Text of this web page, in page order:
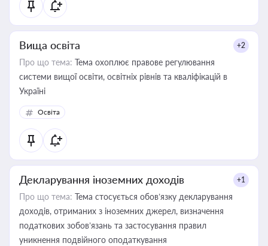
Вища освіта +2
Про що тема: Тема охоплює правове регулювання
системи вищої освіти, освітніх рівнів та кваліфікацій в
Україні
Освіта
Декларування іноземних доходів +1
Про що тема: Тема стосується обов’язку декларування
доходів, отриманих з іноземних джерел, визначення
податкових зобов’язань та застосування правил
уникнення подвійного оподаткування